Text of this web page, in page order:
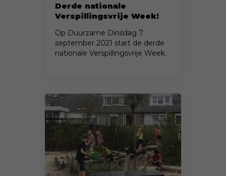
Derde nationale
Verspillingsvrije Week!
Op Duurzame Dinsdag 7
september 2021 start de derde
nationale Verspillingsvrije Week.